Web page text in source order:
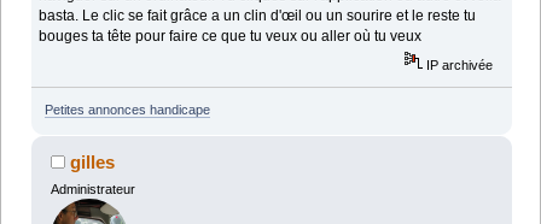
basta. Le clic se fait grâce a un clin d'œil ou un sourire et le reste tu
bouges ta tête pour faire ce que tu veux ou aller où tu veux
IP archivée
Petites annonces handicape
gilles
Administrateur